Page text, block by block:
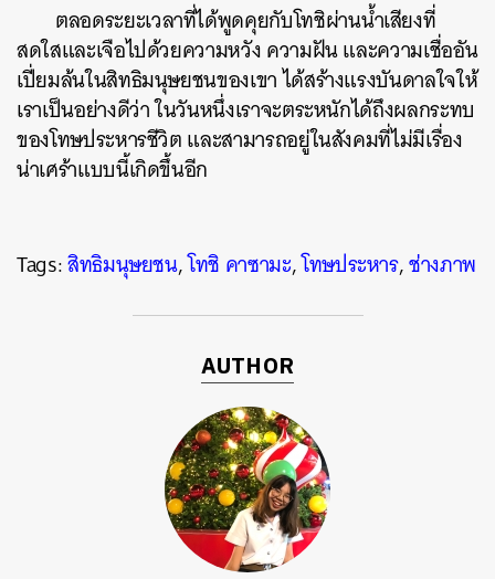
ตลอดระยะเวลาที่ได้พูดคุยกับโทชิผ่านน้ำเสียงที่
สดใสและเจือไปด้วยความหวัง ความฝัน และความเชื่ออัน
เปี่ยมล้นในสิทธิมนุษยชนของเขา ได้สร้างแรงบันดาลใจให้
เราเป็นอย่างดีว่า ในวันหนึ่งเราจะตระหนักได้ถึงผลกระทบ
ของโทษประหารชีวิต และสามารถอยู่ในสังคมที่ไม่มีเรื่อง
น่าเศร้าแบบนี้เกิดขึ้นอีก
Tags:สิทธิมนุษยชน,โทชิ คาซามะ,โทษประหาร,ช่างภาพ
AUTHOR